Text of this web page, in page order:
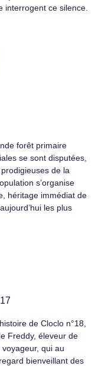
interrogent ce silence.
forêt primaire
se sont disputées,
de la
s’organise
héritage immédiat de
les plus
de Cloclo n°18,
Freddy, éleveur de
qui au
bienveillant des